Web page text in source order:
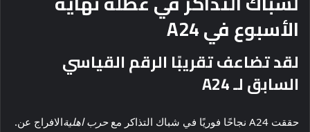
الأسبوع في A24
لقد تضاعف تقريبًا الرقم القياسي
السابق لـ A24
حققت A24 نجاحًا فوريًا في شباك التذاكر مع حرب اهليةالافراج عن.